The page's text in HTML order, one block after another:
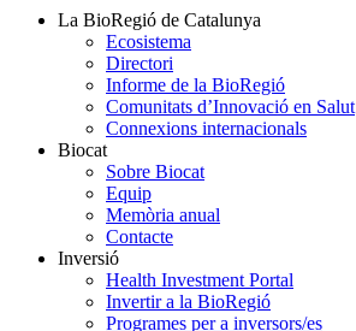
La BioRegió de Catalunya
Ecosistema
Directori
Informe de la BioRegió
Comunitats d’Innovació en Salut
Connexions internacionals
Biocat
Sobre Biocat
Equip
Memòria anual
Contacte
Inversió
Health Investment Portal
Invertir a la BioRegió
Programes per a inversors/es